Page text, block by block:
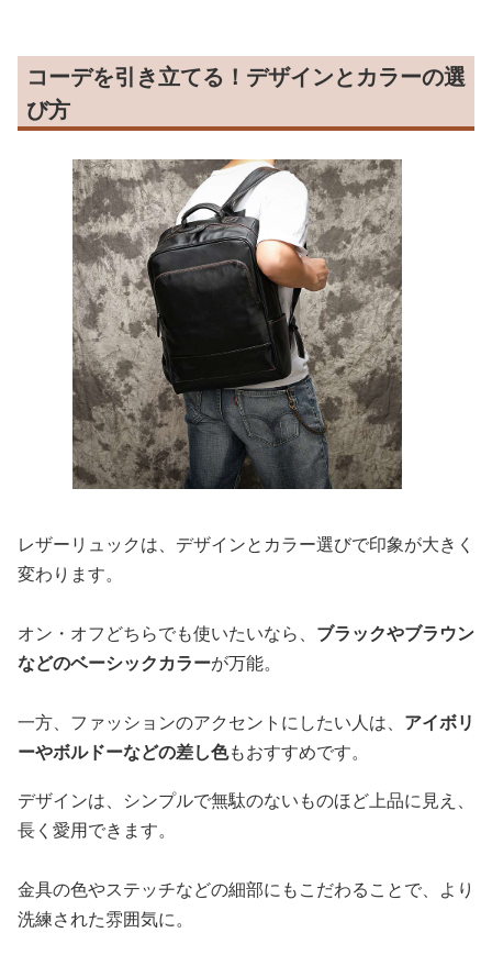
コーデを引き立てる！デザインとカラーの選
び方
レザーリュックは、デザインとカラー選びで印象が大きく
変わります。
オン・オフどちらでも使いたいなら、 ブラックやブラウン
などのベーシックカラーが万能。
一方、ファッションのアクセントにしたい人は、 アイボリ
ーやボルドーなどの差し色もおすすめです。
デザインは、シンプルで無駄のないものほど上品に見え、
長く愛用できます。
金具の色やステッチなどの細部にもこだわることで、より
洗練された雰囲気に。